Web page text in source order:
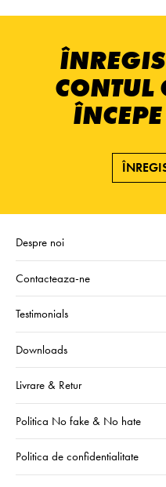
CONTUL
Despre noi
Contacteaza-ne
Testimonials
Downloads
Livrare & Retur
Politica No fake & No hate
Politica de confidentialitate